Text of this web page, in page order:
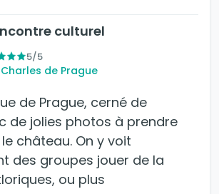
culturel
5/5
de Prague
de Prague, cerné de
de jolies photos à prendre
château. On y voit
des groupes jouer de la
ou plus